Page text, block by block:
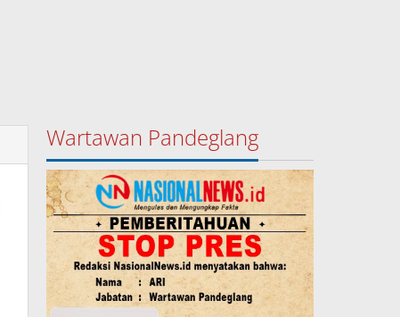
Wartawan Pandeglang